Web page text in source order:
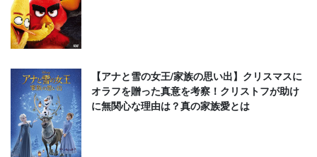
【アナと雪の女王/家族の思い出】クリスマスに
オラフを贈った真意を考察！クリストフが助け
に無関心な理由は？真の家族愛とは